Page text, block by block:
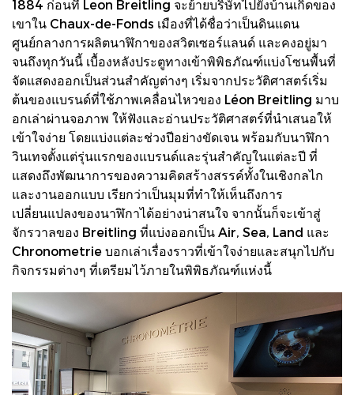
1884 ก่อนที่ Leon Breitling จะย้ายบริษัทไปยังบ้านเกิดของ
เขาใน Chaux-de-Fonds เมืองที่ได้ชื่อว่าเป็นดินแดน
ศูนย์กลางการผลิตนาฬิกาของสวิตเซอร์แลนด์ และคงอยู่มา
จนถึงทุกวันนี้ เบื้องหลังประตูทางเข้าพิพิธภัณฑ์แบ่งโซนพื้นที่
จัดแสดงออกเป็นส่วนสำคัญต่างๆ เริ่มจากประวัติศาสตร์เริ่ม
ต้นของแบรนด์ที่ใช้ภาพเคลื่อนไหวของ Léon Breitling มาบ
อกเล่าผ่านจอภาพ ให้ฟังและอ่านประวัติศาสตร์ที่นำเสนอให้
เข้าใจง่าย โดยแบ่งแต่ละช่วงปีอย่างขัดเจน พร้อมกับนาฬิกา
วินเทจตั้งแต่รุ่นแรกของแบรนด์และรุ่นสำคัญในแต่ละปี ที่
แสดงถึงพัฒนาการของความคิดสร้างสรรค์ทั้งในเชิงกลไก
และงานออกแบบ เรียกว่าเป็นมุมที่ทำให้เห็นถึงการ
เปลี่ยนแปลงของนาฬิกาได้อย่างน่าสนใจ จากนั้นก็จะเข้าสู่
จักรวาลของ Breitling ที่แบ่งออกเป็น Air, Sea, Land และ
Chronometrie บอกเล่าเรื่องราวที่เข้าใจง่ายและสนุกไปกับ
กิจกรรมต่างๆ ที่เตรียมไว้ภายในพิพิธภัณฑ์แห่งนี้